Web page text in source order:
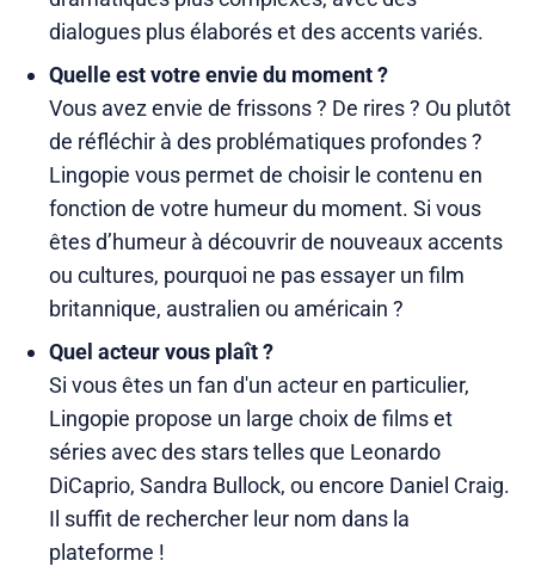
dialogues plus élaborés et des accents variés.
Quelle est votre envie du moment ?
Vous avez envie de frissons ? De rires ? Ou plutôt
de réfléchir à des problématiques profondes ?
Lingopie vous permet de choisir le contenu en
fonction de votre humeur du moment. Si vous
êtes d’humeur à découvrir de nouveaux accents
ou cultures, pourquoi ne pas essayer un film
britannique, australien ou américain ?
Quel acteur vous plaît ?
Si vous êtes un fan d'un acteur en particulier,
Lingopie propose un large choix de films et
séries avec des stars telles que Leonardo
DiCaprio, Sandra Bullock, ou encore Daniel Craig.
Il suffit de rechercher leur nom dans la
plateforme !